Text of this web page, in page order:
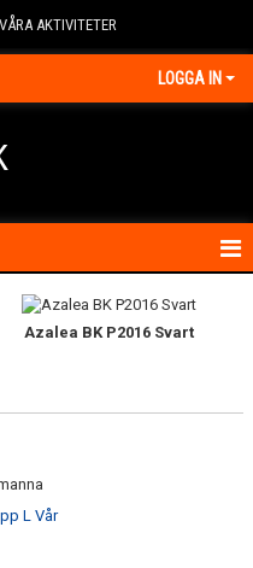
AKTIVITETER
LOGGA IN
Azalea BK P2016 Svart
L Vår